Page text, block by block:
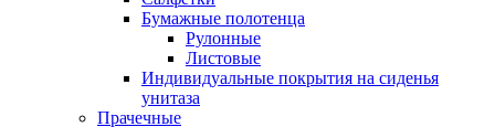
Бумажные полотенца
Рулонные
Листовые
Индивидуальные покрытия на сиденья
унитаза
Прачечные